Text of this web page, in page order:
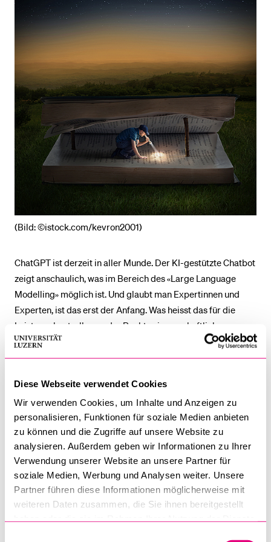
Diese Webseite verwendet Cookies
Wir verwenden Cookies, um Inhalte und Anzeigen zu
personalisieren, Funktionen für soziale Medien anbieten
zu können und die Zugriffe auf unsere Website zu
analysieren. Außerdem geben wir Informationen zu Ihrer
Verwendung unserer Website an unsere Partner für
soziale Medien, Werbung und Analysen weiter. Unsere
Partner führen diese Informationen möglicherweise mit
weiteren Daten zusammen, die Sie ihnen bereitgestellt
(Bild: ©istock.com/kevron2001)
ChatGPT ist derzeit in aller Munde. Der KI-gestützte Chatbot
zeigt anschaulich, was im Bereich des «Large Language
Modelling» möglich ist. Und glaubt man Expertinnen und
Experten, ist das erst der Anfang. Was heisst das für die
Leistungskontrollen an der Rechtswissenschaftlichen
Fakultät? Es gibt verschiedene Arten, um die Erreichung von
Lernzielen zu überprüfen – insbesondere mündliche und
Zentral betroffen von ChatGPT sind Letztere – sie werden
unter nicht kontrollierten Bedingungen zuhause verfasst.
Würden sie teils oder ganz von einer KI-Ressource erstellt,
gäbe es ein Problem bei der Zuordnung der Leistung. Das
führt zur Grundfrage: Welche Kompetenzen müssen bei
schriftlichen Arbeiten unter Beweis gestellt werden und was
wird überprüft? Eine erste Antwort könnte wie folgt lauten:
Es geht darum, selbstständig einen grammatikalisch
BELIEBTE INHALTE
Bibliothek
Sportangebot
Menuplan Mensa
Anmeldung und Zulassung